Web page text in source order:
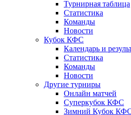
Турнирная таблица
Статистика
Команды
Новости
Кубок КФС
Календарь и
Статистика
Команды
Новости
Другие турниры
Онлайн матчей
Суперкубок КФС
Зимний Кубок